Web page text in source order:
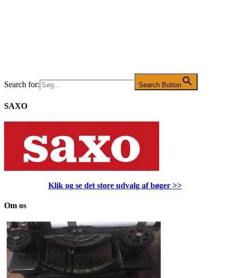
Search for: Search Button
SAXO
Klik og se det store udvalg af bøger >>
Om os